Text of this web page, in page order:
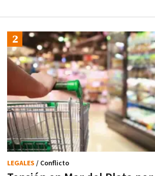
LEGALES / Conflicto